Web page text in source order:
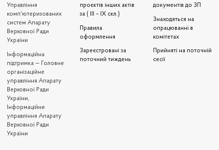
Управління
комп'ютеризованих
систем Апарату
Верховної Ради
України
Iнформаційна
підтримка — Головне
організаційне
управління Апарату
Верховної Ради
України,
Інформаційне
управління Апарату
Верховної Ради
України
проєктів інших актів
за ( III – IX скл.)
Правила
оформлення
Зареєстровані за
поточний тиждень
документів до ЗП
Знаходяться на
опрацюванні в
комітетах
Прийняті на поточній
сесії